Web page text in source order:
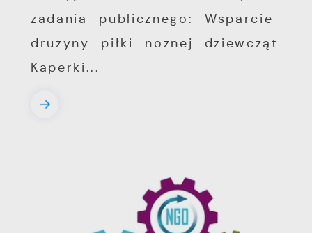
zadania publicznego: Wsparcie
drużyny piłki nożnej dziewcząt
Kaperki...